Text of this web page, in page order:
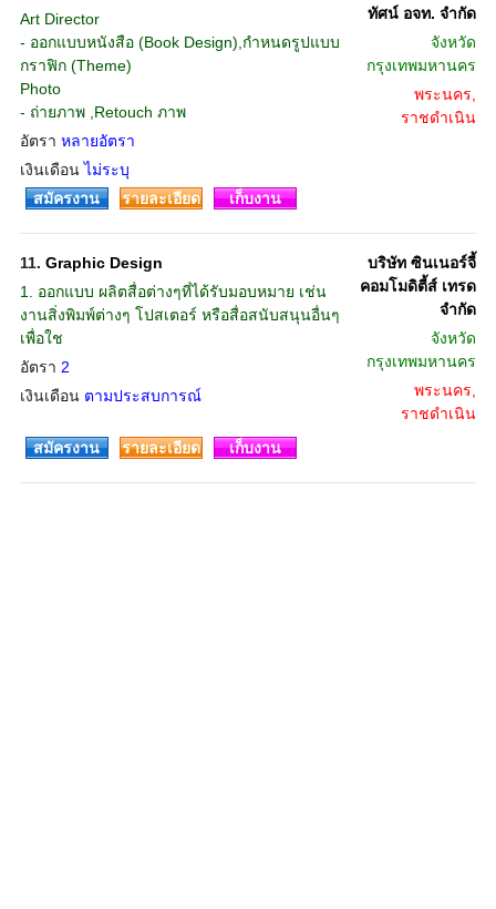
Art Director
- ออกแบบหนังสือ (Book Design),กำหนดรูปแบบ
กราฟิก (Theme)
Photo
- ถ่ายภาพ ,Retouch ภาพ
อัตรา หลายอัตรา
เงินเดือนไม่ระบุ
ทัศน์ อจท. จำกัด
จังหวัด
กรุงเทพมหานคร
พระนคร,
ราชดำเนิน
สมัครงาน รายละเอียด เก็บงาน
11. Graphic Design
1. ออกแบบ ผลิตสื่อต่างๆที่ได้รับมอบหมาย เช่น
งานสิ่งพิมพ์ต่างๆ โปสเตอร์ หรือสื่อสนับสนุนอื่นๆ
เพื่อใช
อัตรา 2
เงินเดือน ตามประสบการณ์
บริษัท ซินเนอร์จี้
คอมโมดิตี้ส์ เทรด
จำกัด
จังหวัด
กรุงเทพมหานคร
พระนคร,
ราชดำเนิน
สมัครงาน
รายละเอียด เก็บงาน